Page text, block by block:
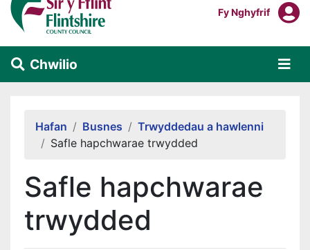
Mewngofnodi I
Fy Nghyfrif
Chwilio
Hafan Busnes
Trwyddedau a hawlenni
Safle hapchwarae trwydded
Safle hapchwarae
trwydded